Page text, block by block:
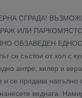
СГРАДА!
ИЛИ
ОБЗАВЕДЕН
състои от хол с
антре, килер и
и се продава напълно
веднага.